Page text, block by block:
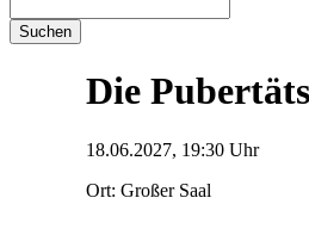
Suchen
Die
18.06.2027, 19:30 Uhr
Ort: Großer Saal